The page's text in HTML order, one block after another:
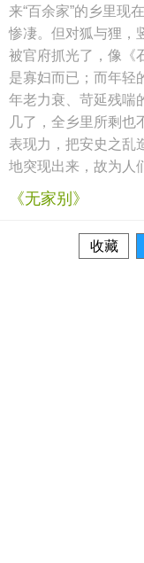
来“百余家”的乡里现
惨凄。但对狐与狸，
被官府抓光了，像《
是寡妇而已；而年轻
年老力衰、苛延残喘
几了，全乡里所剩也
表现力，把安史之乱
地突现出来，故为人
《无家别》
收藏